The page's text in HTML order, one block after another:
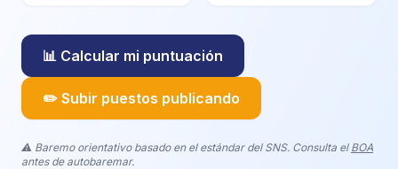
📊 Calcular mi puntuación
✏️ Subir puestos publicando
⚠️ Baremo orientativo basado en el estándar del SNS. Consulta el BOA
antes de autobaremar.